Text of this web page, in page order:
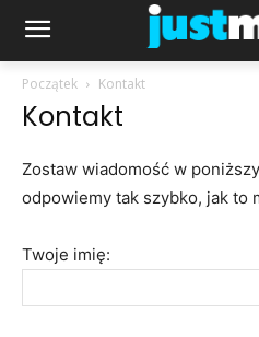
Początek Kontakt
Kontakt
Zostaw wiadomość w
odpowiemy tak szybko, jak to
Twoje imię: